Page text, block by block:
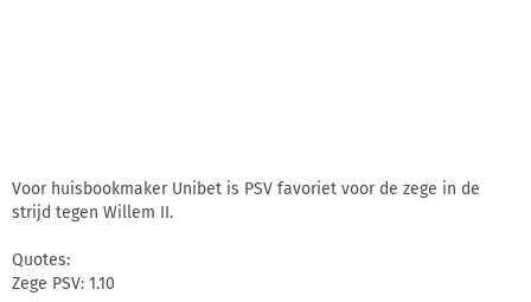
Voor huisbookmaker Unibet is PSV favoriet voor de zege in de
strijd tegen Willem II.
Quotes:
Zege PSV: 1.10